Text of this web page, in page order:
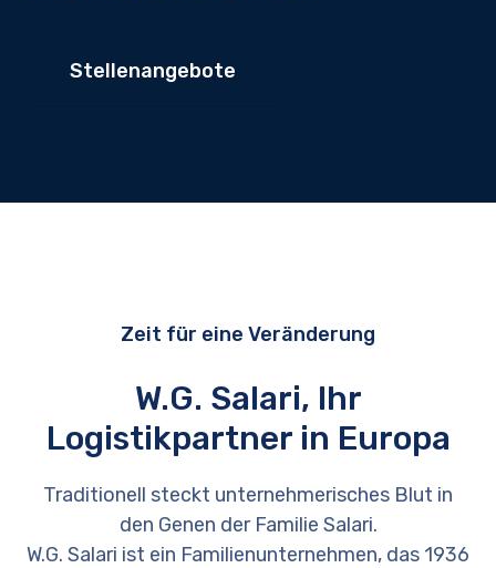
Stellenangebote
Zeit für eine Veränderung
W.G. Salari, Ihr
Logistikpartner in Europa
Traditionell steckt unternehmerisches Blut in
den Genen der Familie Salari.
W.G. Salari ist ein Familienunternehmen, das 1936